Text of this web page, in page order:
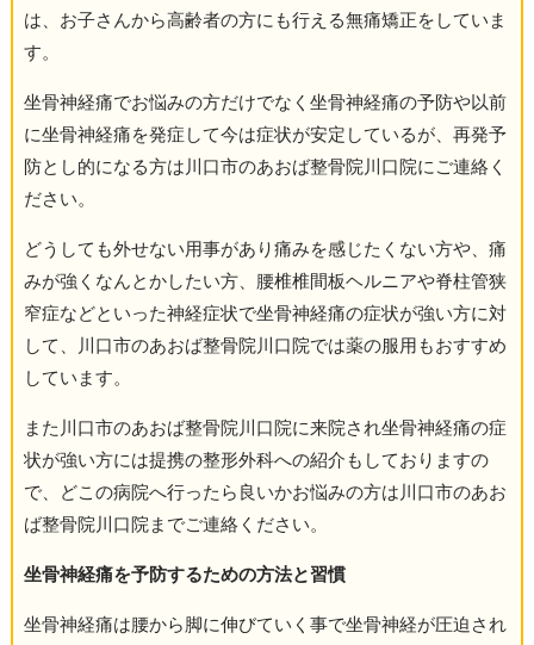
は、お子さんから高齢者の方にも行える無痛矯正をしていま
す。
坐骨神経痛でお悩みの方だけでなく坐骨神経痛の予防や以前
に坐骨神経痛を発症して今は症状が安定しているが、再発予
防とし的になる方は川口市のあおば整骨院川口院にご連絡く
ださい。
どうしても外せない用事があり痛みを感じたくない方や、痛
みが強くなんとかしたい方、腰椎椎間板ヘルニアや脊柱管狭
窄症などといった神経症状で坐骨神経痛の症状が強い方に対
して、川口市のあおば整骨院川口院では薬の服用もおすすめ
しています。
また川口市のあおば整骨院川口院に来院され坐骨神経痛の症
状が強い方には提携の整形外科への紹介もしておりますの
で、どこの病院へ行ったら良いかお悩みの方は川口市のあお
ば整骨院川口院までご連絡ください。
坐骨神経痛を予防するための方法と習慣
坐骨神経痛は腰から脚に伸びていく事で坐骨神経が圧迫され